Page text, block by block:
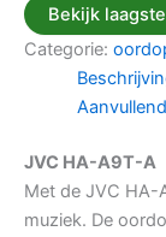
Bekijk
Categorie:
JVC HA-A9T-A
Met de JVC HA-
muziek. De